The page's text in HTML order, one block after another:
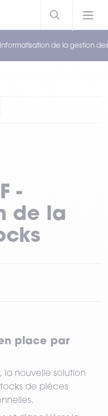
Informatisation de la gestion
-
de la
place par
la nouvelle solution
de pièces